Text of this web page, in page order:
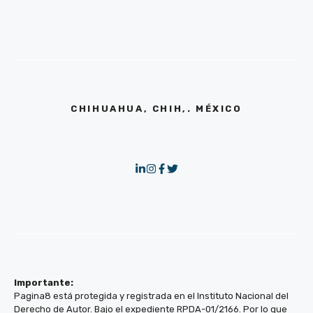
CHIHUAHUA, CHIH,. MÉXICO
Importante:
Pagina8 está protegida y registrada en el Instituto Nacional del
Derecho de Autor. Bajo el expediente RPDA-01/2166. Por lo que